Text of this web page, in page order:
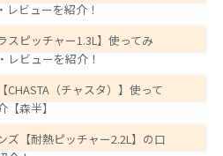
レビューを紹介！
スピッチャー1.3L】使ってみ
レビューを紹介！
CHASTA（チャスタ）】使って
森半】
ズ【耐熱ピッチャー2.2L】の口